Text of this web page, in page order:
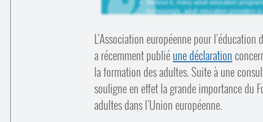
L’Association européenne pour
a récemment publiéune déclaration
la formation des adultes. Suite à une
souligne en effet la grande importance du
adultes dans l’Union européenne.